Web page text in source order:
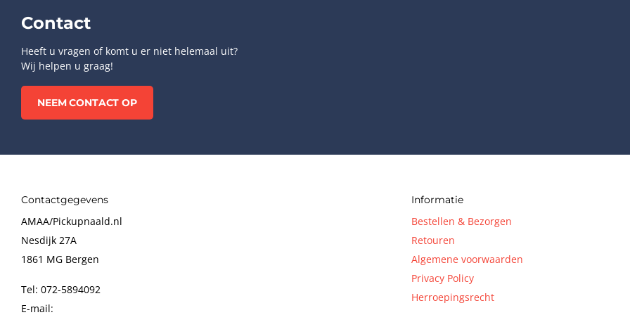
Contact
Heeft u vragen of komt u er niet helemaal uit?
Wij helpen u graag!
NEEM CONTACT OP
Contactgegevens
AMAA/Pickupnaald.nl
Nesdijk 27A
1861 MG Bergen
Tel: 072-5894092
E-mail:
Informatie
Bestellen & Bezorgen
Retouren
Algemene voorwaarden
Privacy Policy
Herroepingsrecht